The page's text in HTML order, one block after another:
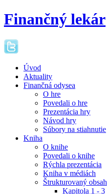
Finančný lekár
Úvod
Aktuality
Finančná odysea
O hre
Povedali o hre
Prezentácia hry
Návod hry
Súbory na stiahnutie
Kniha
O knihe
Povedali o knihe
Rýchla prezentácia
Kniha v médiách
Štrukturovaný obsah
Kapitola 1 - 3